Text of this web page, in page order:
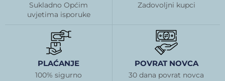
Sukladno Općim
uvjetima isporuke
Zadovoljni kupci
PLAĆANJE
100% sigurno
POVRAT NOVCA
30 dana povrat novca